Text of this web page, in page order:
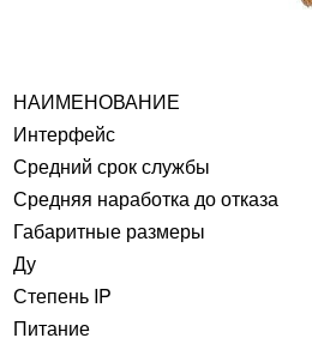
НАИМЕНОВАНИЕ
Интерфейс
Средний срок службы
Средняя наработка до отказа
Габаритные размеры
Ду
Степень IP
Питание